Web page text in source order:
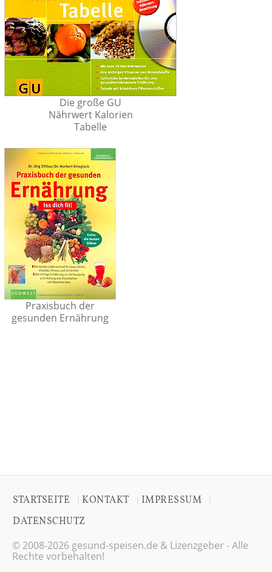
Die große GU
Nährwert Kalorien
Tabelle
Praxisbuch der
gesunden Ernährung
STARTSEITE KONTAKT IMPRESSUM
DATENSCHUTZ
© 2008-2026 gesund-speisen.de & Lizenzgeber - Alle
Rechte vorbehalten!